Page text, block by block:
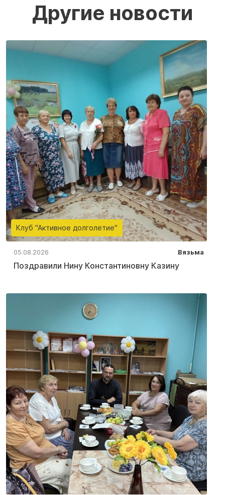
Другие новости
Клуб "Активное долголетие"
05.08.2026 Вязьма
Поздравили Нину Константиновну Казину